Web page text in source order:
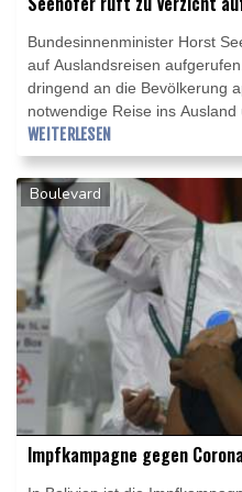
Bundesinnenminister Horst
auf Auslandsreisen
dringend an die Bevölkerung
notwendige Reise ins
sagte Seehofer der
(Samstagsausgabe). "Ich
sogar als Bürgerpflicht", fügte
zwingenden Grund in
ich deutlich sagen, wäre
WEITERLESEN
Boulevard
Impfkampagne gegen